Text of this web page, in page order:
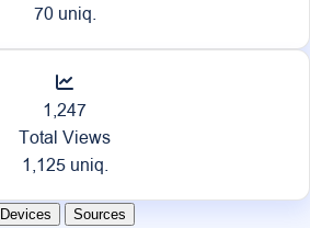
70 uniq.
1,247
Total Views
1,125 uniq.
Devices Sources